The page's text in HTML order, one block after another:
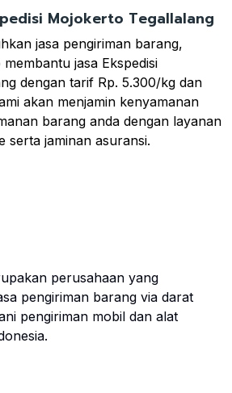
Mojokerto Tegallalang
jasa pengiriman barang,
jasa Ekspedisi
dengan tarif Rp. 5.300/kg dan
akan menjamin kenyamanan
barang anda dengan layanan
serta jaminan asuransi.
perusahaan yang
pengiriman barang via darat
pengiriman mobil dan alat